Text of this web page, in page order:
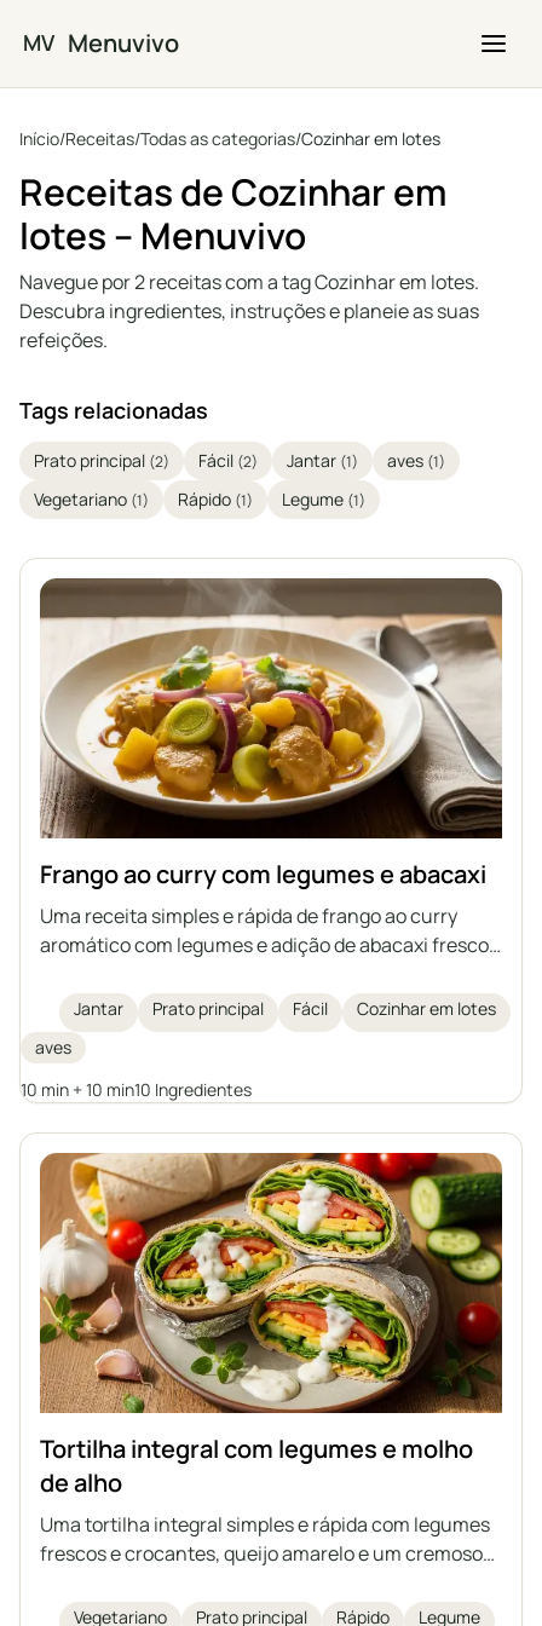
MV Menuvivo
Início/Receitas/Todas as categorias/Cozinhar em lotes
Receitas de Cozinhar em
lotes – Menuvivo
Navegue por 2 receitas com a tag Cozinhar em lotes.
Descubra ingredientes, instruções e planeie as suas
refeições.
Tags relacionadas
Prato principal (2) Fácil (2) Jantar (1) aves (1)
Vegetariano (1) Rápido (1) Legume (1)
Frango ao curry com legumes e abacaxi
Uma receita simples e rápida de frango ao curry
aromático com legumes e adição de abacaxi fresco,
aproveitar sobras de frango do caldo.
Jantar Prato principal Fácil
Cozinhar em lotes
aves
10 min + 10 min10 Ingredientes
Tortilha integral com legumes e molho
de alho
Uma tortilha integral simples e rápida com legumes
frescos e crocantes, queijo amarelo e um cremoso
maionese. Ideal como lanche nutritivo, almoço ou
Vegetariano Prato principal Rápido Legume